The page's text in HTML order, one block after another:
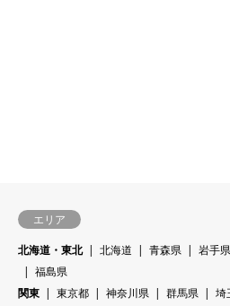
エリア
北海道・東北
北海道 青森県 岩手県
福島県
関東
東京都 神奈川県 群馬県 埼